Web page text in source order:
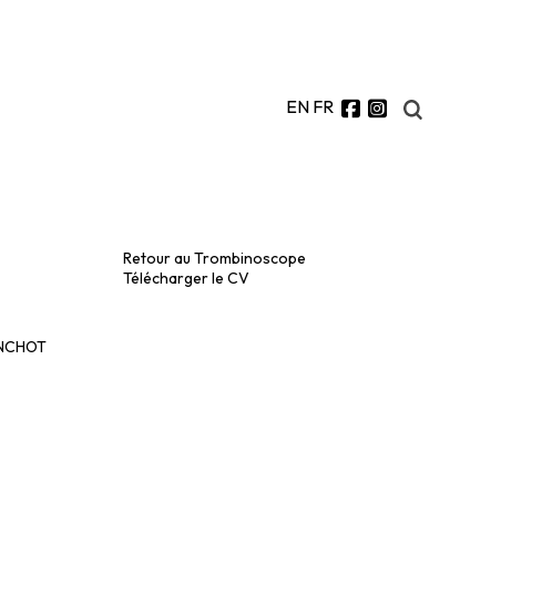
EN FR
Retour au Trombinoscope
Télécharger le CV